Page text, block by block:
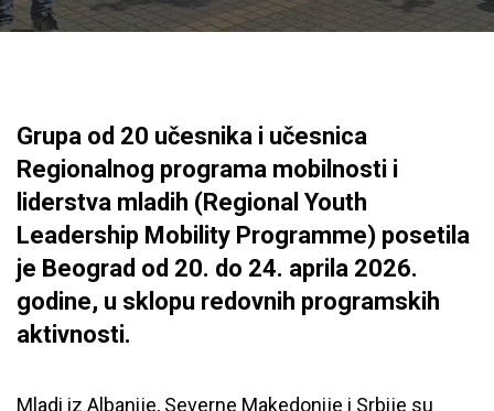
Grupa od 20 učesnika i učesnica
Regionalnog programa mobilnosti i
liderstva mladih (Regional Youth
Leadership Mobility Programme) posetila
je Beograd od 20. do 24. aprila 2026.
godine, u sklopu redovnih programskih
aktivnosti.
Mladi iz Albanije, Severne Makedonije i Srbije su